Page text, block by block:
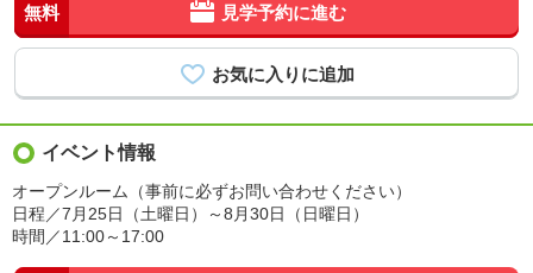
無料 見学予約に進む
イベント情報
オープンルーム（事前に必ずお問い合わせください）
日程／7月25日（土曜日）～8月30日（日曜日）
時間／11:00～17:00